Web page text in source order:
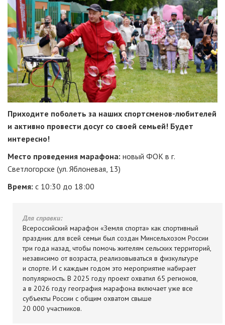
Приходите поболеть за наших спортсменов-любителей
и активно провести досуг со своей семьей! Будет
интересно!
Место проведения марафона: новый ФОК в г.
Светлогорске (ул. Яблоневая, 13)
Время: с 10:30 до 18:00
Для справки:
Всероссийский марафон «Земля спорта» как спортивный
праздник для всей семьи был создан Минсельхозом России
три года назад, чтобы помочь жителям сельских территорий,
независимо от возраста, реализовываться в физкультуре
и спорте. И с каждым годом это мероприятие набирает
популярность. В 2025 году проект охватил 65 регионов,
а в 2026 году география марафона включает уже все
субъекты России с общим охватом свыше
20 000 участников.